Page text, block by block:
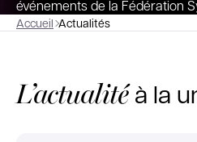
événements de la Fédération
Accueil Actualités
L’actualitéà la